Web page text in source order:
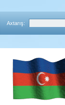
Axtarış: